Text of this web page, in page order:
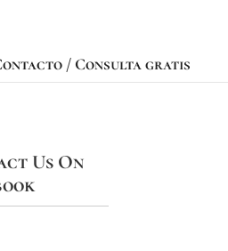
/ Consulta gratis
Us On